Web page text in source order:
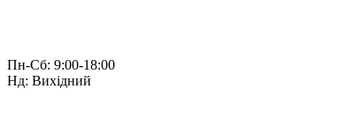
Пн-Сб: 9:00-18:00
Нд: Вихідний